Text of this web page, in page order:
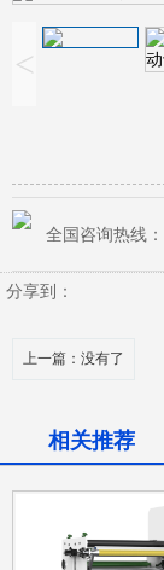
<
全国咨询热线：
分享到：
上一篇 ：没有了
相关推荐